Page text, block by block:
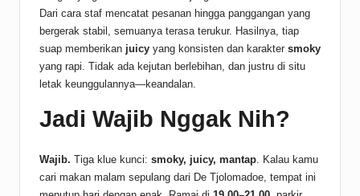
Dari cara staf mencatat pesanan hingga panggangan yang
bergerak stabil, semuanya terasa terukur. Hasilnya, tiap
suap memberikan juicy yang konsisten dan karakter smoky
yang rapi. Tidak ada kejutan berlebihan, dan justru di situ
letak keunggulannya—keandalan.
Jadi Wajib Nggak Nih?
Wajib. Tiga klue kunci: smoky, juicy, mantap. Kalau kamu
cari makan malam sepulang dari De Tjolomadoe, tempat ini